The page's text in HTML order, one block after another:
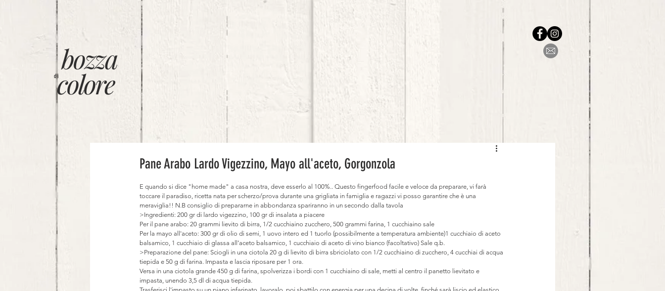
bozza
colore
di
Pane Arabo Lardo Vigezzino, Mayo all'aceto, Gorgonzola
E quando si dice "home made" a casa nostra, deve esserlo al 100%.. Questo fingerfood facile e veloce da preparare, vi farà
toccare il paradiso, ricetta nata per scherzo/prova durante una grigliata in famiglia e ragazzi vi posso garantire che è una
meraviglia!! N.B consiglio di prepararne in abbondanza spariranno in un secondo dalla tavola
>Ingredienti: 200 gr di lardo vigezzino, 100 gr di insalata a piacere
Per il pane arabo: 20 grammi lievito di birra, 1/2 cucchiaino zucchero, 500 grammi farina, 1 cucchiaino sale
Per la mayo all'aceto: 300 gr di olio di semi, 1 uovo intero ed 1 tuorlo (possibilmente a temperatura ambiente)1 cucchiaio di aceto
balsamico, 1 cucchiaio di glassa all’aceto balsamico, 1 cucchiaio di aceto di vino bianco (facoltativo) Sale q.b.
>Preparazione del pane: Sciogli in una ciotola 20 g di lievito di birra sbriciolato con 1/2 cucchiaino di zucchero, 4 cucchiai di acqua
tiepida e 50 g di farina. Impasta e lascia riposare per 1 ora.
Versa in una ciotola grande 450 g di farina, spolverizza i bordi con 1 cucchiaino di sale, metti al centro il panetto lievitato e
impasta, unendo 3,5 dl di acqua tiepida.